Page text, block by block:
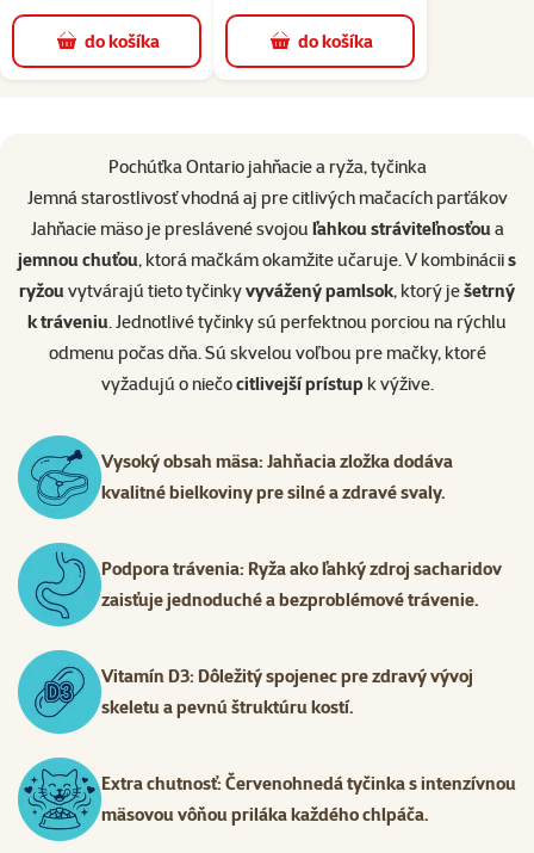
do košíka do košíka
Pochúťka Ontario jahňacie a ryža, tyčinka
Jemná starostlivosť vhodná aj pre citlivých mačacích parťákov
Jahňacie mäso je preslávené svojou ľahkou stráviteľnosťoua
jemnou chuťou, ktorá mačkám okamžite učaruje. V kombináciis
ryžouvytvárajú tieto tyčinkyvyvážený pamlsok, ktorý ješetrný
k tráveniu. Jednotlivé tyčinky sú perfektnou porciou na rýchlu
odmenu počas dňa. Sú skvelou voľbou pre mačky, ktoré
vyžadujú o niečocitlivejší prístup k výžive.
Vysoký obsah mäsa: Jahňacia zložka dodáva
kvalitné bielkoviny pre silné a zdravé svaly.
Podpora trávenia: Ryža ako ľahký zdroj sacharidov
zaisťuje jednoduché a bezproblémové trávenie.
Vitamín D3: Dôležitý spojenec pre zdravý vývoj
skeletu a pevnú štruktúru kostí.
Extra chutnosť: Červenohnedá tyčinka s intenzívnou
mäsovou vôňou priláka každého chlpáča.